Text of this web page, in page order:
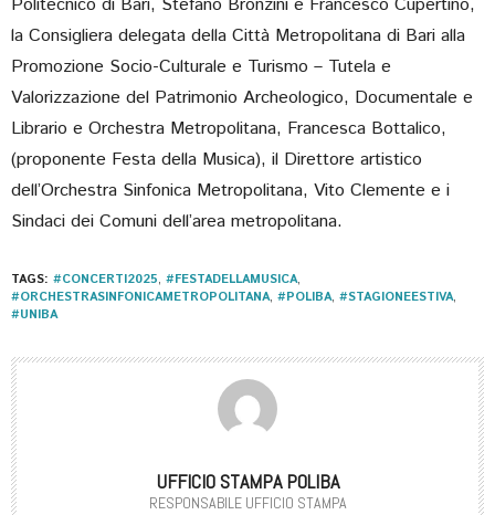
Politecnico di Bari, Stefano Bronzini e Francesco Cupertino,
la Consigliera delegata della Città Metropolitana di Bari alla
Promozione Socio-Culturale e Turismo – Tutela e
Valorizzazione del Patrimonio Archeologico, Documentale e
Librario e Orchestra Metropolitana, Francesca Bottalico,
(proponente Festa della Musica), il Direttore artistico
dell’Orchestra Sinfonica Metropolitana, Vito Clemente e i
Sindaci dei Comuni dell’area metropolitana.
TAGS: #CONCERTI2025, #FESTADELLAMUSICA,
#ORCHESTRASINFONICAMETROPOLITANA, #POLIBA, #STAGIONEESTIVA,
#UNIBA
UFFICIO STAMPA POLIBA
RESPONSABILE UFFICIO STAMPA